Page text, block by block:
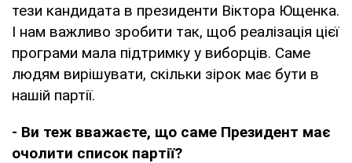
тези кандидата в президенти Віктора Ющенка.
І нам важливо зробити так, щоб реалізація цієї
програми мала підтримку у виборців. Саме
людям вирішувати, скільки зірок має бути в
нашій партії.
- Ви теж вважаєте, що саме Президент має
очолити список партії?